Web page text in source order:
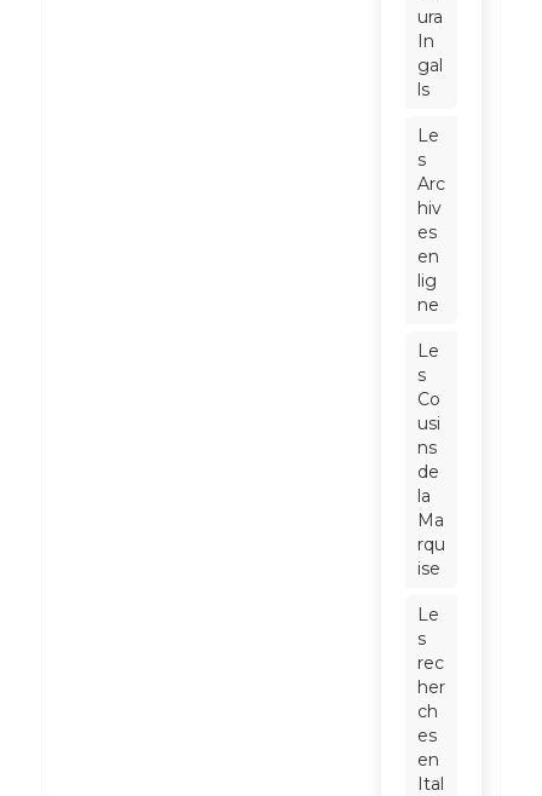
ura
In
gal
ls
Le
s
Arc
hiv
es
en
lig
ne
Le
s
Co
usi
ns
de
la
Ma
rqu
ise
Le
s
rec
her
ch
es
en
Ital